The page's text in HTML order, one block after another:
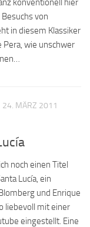
von
in diesem Klassiker
Pera, wie unschwer
24. MÄRZ 2011
noch einen Titel
Lucía, ein
und Enrique
liebevoll mit einer
eingestellt. Eine